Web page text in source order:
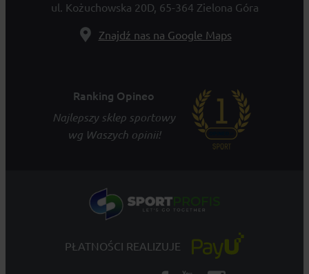
ul. Kożuchowska 20D, 65-364 Zielona Góra
Znajdź nas na Google Maps
Ranking Opineo
Najlepszy sklep sportowy
wg Waszych opinii!
PŁATNOŚCI REALIZUJE